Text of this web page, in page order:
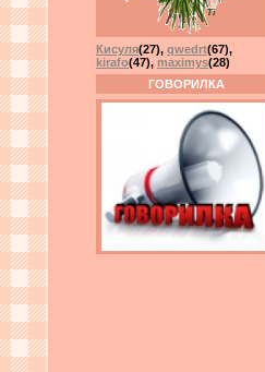
Кисуля(27), qwedrt(67),
kirafo(47), maximys(28)
ГОВОРИЛКА